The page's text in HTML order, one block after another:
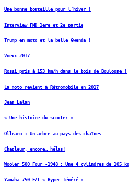
Une bonne bouteille pour l’hiver !
Interview FMD 1ere et 2e partie
Trump en moto et la belle Gwenda !
Voeux 2017
Rossi pris à 153 km/h dans le bois de Boulogne !
La moto revient à Rétromobile en 2017
Jean Lalan
« Une histoire du scooter »
Ollearo : Un arbre au pays des chaînes
Chapleur, encore… hélas!
Wooler 500 Four -1948 : Une 4 cylindres de 105 kg
Yamaha 750 FZT « Hyper Ténéré »